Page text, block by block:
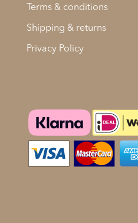
Terms & conditions
Shipping & returns
Privacy Policy